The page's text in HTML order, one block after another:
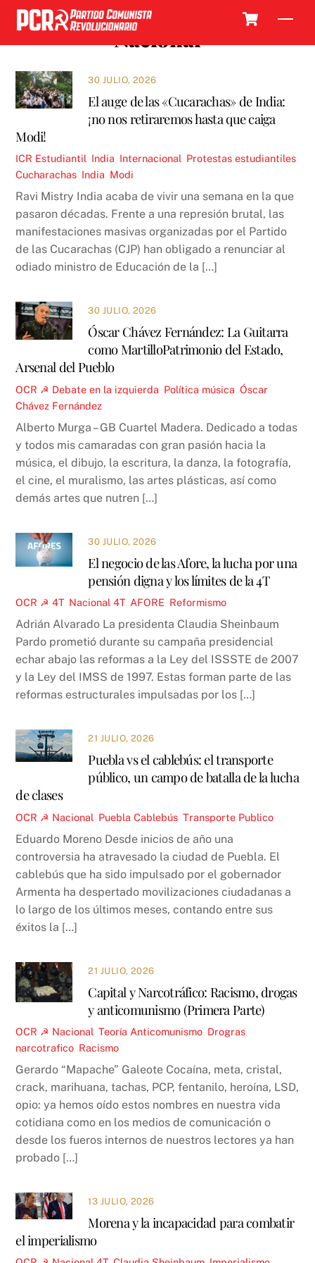
Skip
content
Nacional
30 JULIO, 2026
El auge de las «Cucarachas» de India:
¡no nos retiraremos hasta que caiga
Modi!
ICR Estudiantil India Internacional Protestas estudiantiles
Cucharachas India Modi
Ravi Mistry India acaba de vivir una semana en la que
pasaron décadas. Frente a una represión brutal, las
manifestaciones masivas organizadas por el Partido
de las Cucarachas (CJP) han obligado a renunciar al
odiado ministro de Educación de la […]
30 JULIO, 2026
Óscar Chávez Fernández: La Guitarra
como MartilloPatrimonio del Estado,
Arsenal del Pueblo
OCR ☭ Debate en la izquierda Política música ,Óscar
Chávez Fernández
Alberto Murga – GB Cuartel Madera. Dedicado a todas
y todos mis camaradas con gran pasión hacia la
música, el dibujo, la escritura, la danza, la fotografía,
el cine, el muralismo, las artes plásticas, así como
demás artes que nutren […]
30 JULIO, 2026
El negocio de las Afore, la lucha por una
pensión digna y los límites de la 4T
OCR ☭ 4T, Nacional 4T, AFORE Reformismo
Adrián Alvarado La presidenta Claudia Sheinbaum
Pardo prometió durante su campaña presidencial
echar abajo las reformas a la Ley del ISSSTE de 2007
y la Ley del IMSS de 1997. Estas forman parte de las
reformas estructurales impulsadas por los […]
21 JULIO, 2026
Puebla vs el cablebús: el transporte
público, un campo de batalla de la lucha
de clases
OCR ☭ Nacional Puebla Cablebús ,Transporte Publico
Eduardo Moreno Desde inicios de año una
controversia ha atravesado la ciudad de Puebla. El
cablebús que ha sido impulsado por el gobernador
Armenta ha despertado movilizaciones ciudadanas a
lo largo de los últimos meses, contando entre sus
éxitos la […]
21 JULIO, 2026
Capital y Narcotráfico: Racismo, drogas
y anticomunismo (Primera Parte)
OCR ☭ Nacional ,Teoría Anticomunismo Drogras
narcotrafico Racismo
Gerardo “Mapache” Galeote Cocaína, meta, cristal,
crack, marihuana, tachas, PCP, fentanilo, heroína, LSD,
opio: ya hemos oído estos nombres en nuestra vida
cotidiana como en los medios de comunicación o
desde los fueros internos de nuestros lectores ya han
probado […]
13 JULIO, 2026
Morena y la incapacidad para combatir
el imperialismo